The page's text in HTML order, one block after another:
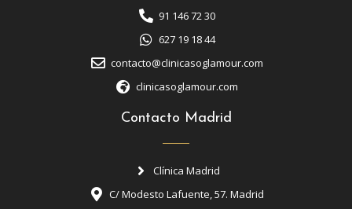
91 146 72 30
627 19 18 44
contacto@clinicasoglamour.com
clinicasoglamour.com
Contacto Madrid
Clínica Madrid
C/ Modesto Lafuente, 57. Madrid